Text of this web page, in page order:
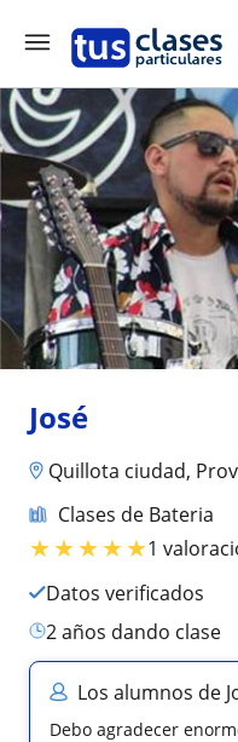
José
Quillota ciudad,
Clases de Bateria
★★★★★1
Datos verificados
2 años dando clase
Los alumnos de
Debo agradecer